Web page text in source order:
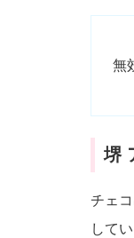
無
堺
チェ
してい